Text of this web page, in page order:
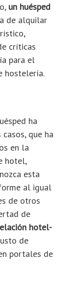
un huésped
de alquilar
críticas
para el
hostelería.
ha
que ha
en la
hotel,
esta
al igual
de otros
de
hotel-
de
portales de